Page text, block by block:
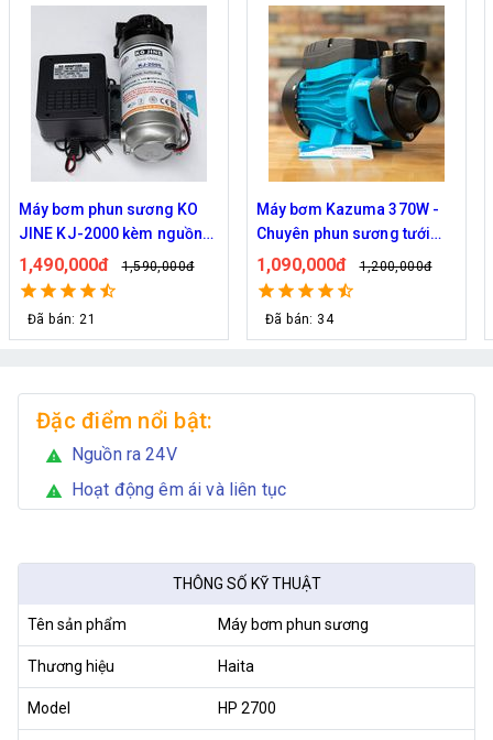
Máy bơm phun sương KO
JINE KJ-2000 kèm nguồn
36V hỗ trợ 70 béc
1,490,000đ 1,590,000đ
Đã bán: 21
Máy bơm Kazuma 370W -
Chuyên phun sương tưới
cây
1,090,000đ 1,200,000đ
Đã bán: 34
Đặc điểm nổi bật:
warning Nguồn ra 24V
warning Hoạt động êm ái và liên tục
THÔNG SỐ KỸ THUẬT
Tên sản phẩm Máy bơm phun sương
Thương hiệu Haita
Model HP 2700